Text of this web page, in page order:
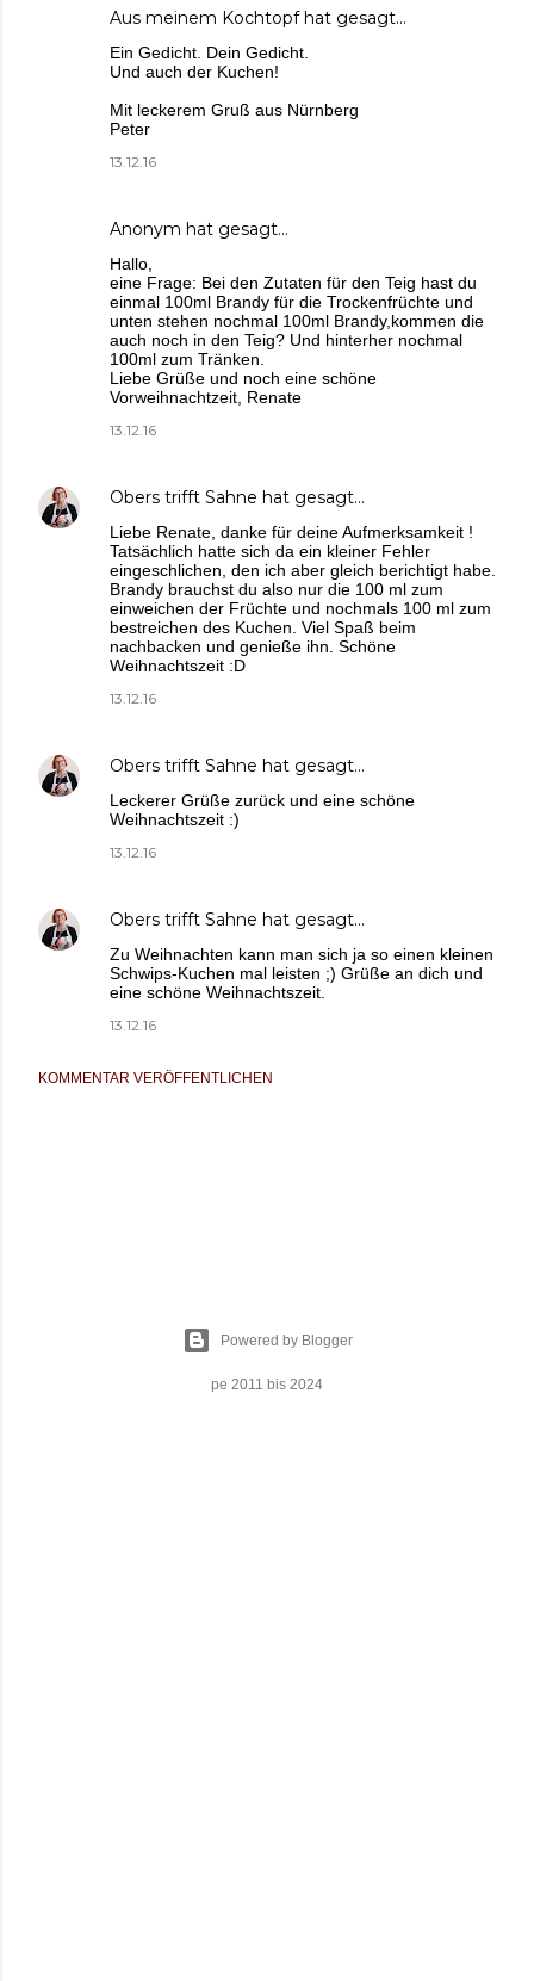
Aus meinem Kochtopfhat gesagt…
Ein Gedicht. Dein Gedicht.
Und auch der Kuchen!
Mit leckerem Gruß aus Nürnberg
Peter
13.12.16
Anonym hat gesagt…
Hallo,
eine Frage: Bei den Zutaten für den Teig hast du
einmal 100ml Brandy für die Trockenfrüchte und
unten stehen nochmal 100ml Brandy,kommen die
auch noch in den Teig? Und hinterher nochmal
100ml zum Tränken.
Liebe Grüße und noch eine schöne
Vorweihnachtzeit, Renate
13.12.16
Obers trifft Sahne hat gesagt…
Liebe Renate, danke für deine Aufmerksamkeit !
Tatsächlich hatte sich da ein kleiner Fehler
eingeschlichen, den ich aber gleich berichtigt habe.
Brandy brauchst du also nur die 100 ml zum
einweichen der Früchte und nochmals 100 ml zum
bestreichen des Kuchen. Viel Spaß beim
nachbacken und genieße ihn. Schöne
Weihnachtszeit :D
13.12.16
Obers trifft Sahne hat gesagt…
Leckerer Grüße zurück und eine schöne
Weihnachtszeit :)
13.12.16
Obers trifft Sahne hat gesagt…
Zu Weihnachten kann man sich ja so einen kleinen
Schwips-Kuchen mal leisten ;) Grüße an dich und
eine schöne Weihnachtszeit.
13.12.16
KOMMENTAR VERÖFFENTLICHEN
Powered by Blogger
pe 2011 bis 2024